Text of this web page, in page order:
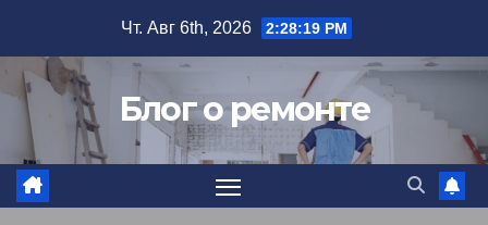
содержимому
Чт. Авг 6th, 2026 2:28:20 PM
Блог о ремонте